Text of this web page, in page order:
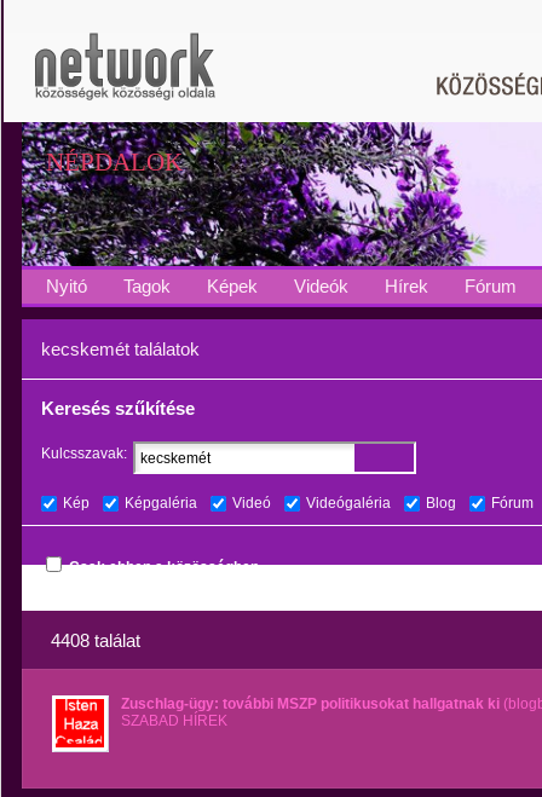
NÉPDALOK
Nyitó Tagok Képek Videók Hírek Fórum
kecskemét találatok
Keresés szűkítése
Kulcsszavak:
Kép Képgaléria Videó Videógaléria Blog Fórum
Csak ebben a közösségben
4408 találat
Zuschlag-ügy: további MSZP politikusokat hallgatnak ki
SZABAD HÍREK